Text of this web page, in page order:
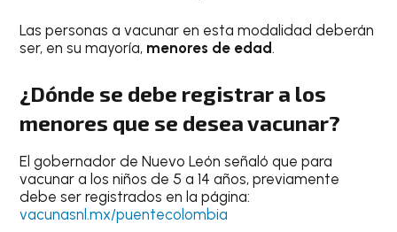
Las personas a vacunar en esta modalidad deberán
ser, en su mayoría, menores de edad.
¿Dónde se debe registrar a los
menores que se desea vacunar?
El gobernador de Nuevo León señaló que para
vacunar a los niños de 5 a 14 años, previamente
debe ser registrados en la página:
vacunasnl.mx/puentecolombia